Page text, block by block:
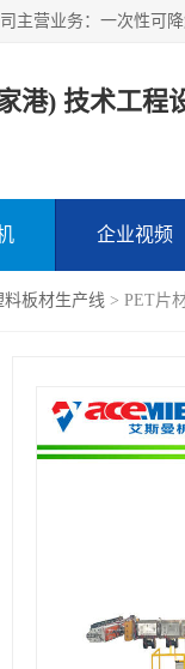
港) 技术工程
企业视频
料板材生产线 > PET片